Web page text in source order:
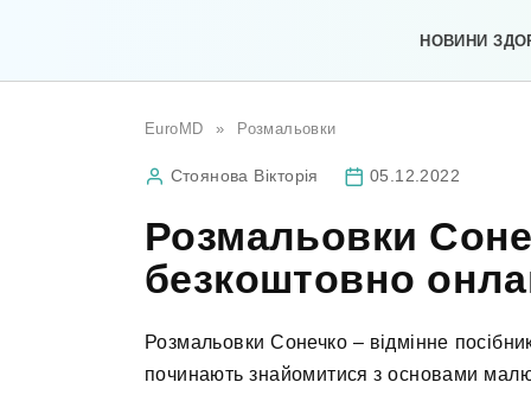
НОВИНИ
EuroMD » Розмальовки
Стоянова Вікторія 05.12.2022
Розмальовки
безкоштовно
Розмальовки Сонечко – відмінне
починають знайомитися з основами